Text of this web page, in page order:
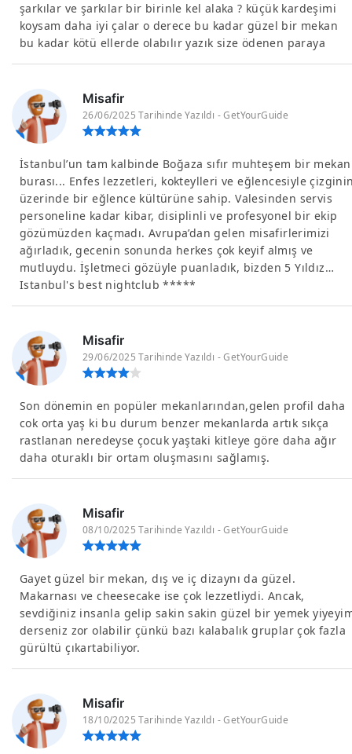
şarkılar ve şarkılar bir birinle kel alaka ? küçük kardeşimi
koysam daha iyi çalar o derece bu kadar güzel bir mekan
bu kadar kötü ellerde olabılır yazık size ödenen paraya
Misafir
26/06/2025 Tarihinde Yazıldı - GetYourGuide
İstanbul’un tam kalbinde Boğaza sıfır muhteşem bir mekan
burası... Enfes lezzetleri, kokteylleri ve eğlencesiyle
üzerinde bir eğlence kültürüne sahip. Valesinden servis
personeline kadar kibar, disiplinli ve profesyonel bir ekip
gözümüzden kaçmadı. Avrupa’dan gelen misafirlerimizi
ağırladık, gecenin sonunda herkes çok keyif almış ve
mutluydu. İşletmeci gözüyle puanladık, bizden 5 Yıldız…
Istanbul's best nightclub *****
Misafir
29/06/2025 Tarihinde Yazıldı - GetYourGuide
Son dönemin en popüler mekanlarından,gelen profil daha
cok orta yaş ki bu durum benzer mekanlarda artık sıkça
rastlanan neredeyse çocuk yaştaki kitleye göre daha ağır
daha oturaklı bir ortam oluşmasını sağlamış.
Misafir
08/10/2025 Tarihinde Yazıldı - GetYourGuide
Gayet güzel bir mekan, dış ve iç dizaynı da güzel.
Makarnası ve cheesecake ise çok lezzetliydi. Ancak,
sevdiğiniz insanla gelip sakin sakin güzel bir yemek
derseniz zor olabilir çünkü bazı kalabalık gruplar çok fazla
gürültü çıkartabiliyor.
Misafir
18/10/2025 Tarihinde Yazıldı - GetYourGuide